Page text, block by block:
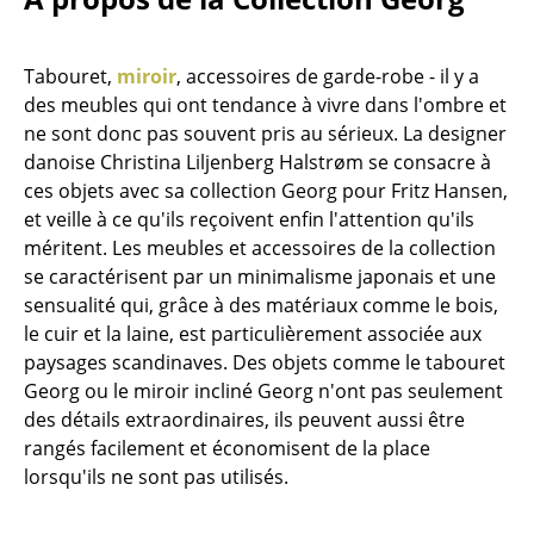
Petits rangements
Pièces détachées
... voir tous les rangements
Luminaires
Suspensions & Plafonniers
Lampes de table
Lampes de bureau
Lampadaires et Liseuses
Lampes de sol
Appliques murales
Tabouret, miroir, accessoires de garde-robe - il y a
des meubles qui ont tendance à vivre dans l'ombre et
ne sont donc pas souvent pris au sérieux. La designer
danoise Christina Liljenberg Halstrøm se consacre à
ces objets avec sa collection Georg pour Fritz Hansen,
et veille à ce qu'ils reçoivent enfin l'attention qu'ils
méritent. Les meubles et accessoires de la collection
se caractérisent par un minimalisme japonais et une
sensualité qui, grâce à des matériaux comme le bois,
le cuir et la laine, est particulièrement associée aux
paysages scandinaves. Des objets comme le tabouret
Georg ou le miroir incliné Georg n'ont pas seulement
des détails extraordinaires, ils peuvent aussi être
rangés facilement et économisent de la place
lorsqu'ils ne sont pas utilisés.